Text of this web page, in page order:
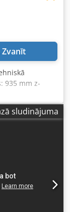
Zvanīt
935 mm z-
mm Galda
50 Dsdpfxezc
60 -
min
45
II galds
šķidruma
sludinājuma